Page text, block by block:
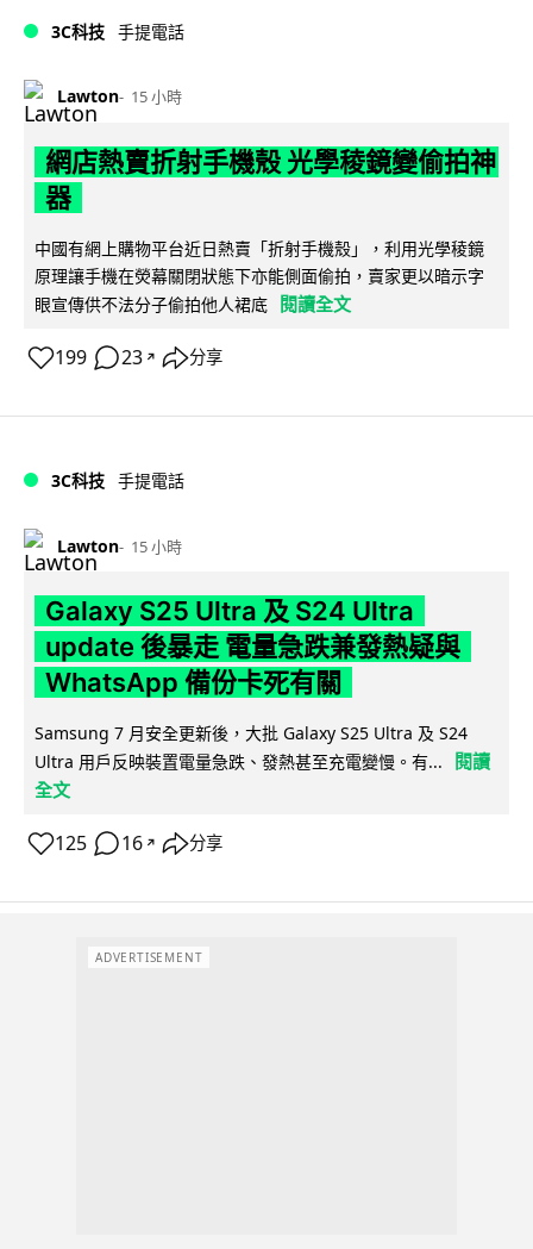
3C科技 手提電話
Lawton 15 小時
網店熱賣折射手機殼 光學稜鏡變偷拍神
器
中國有網上購物平台近日熱賣「折射手機殼」，利用光學稜鏡
原理讓手機在熒幕關閉狀態下亦能側面偷拍，賣家更以暗示字
眼宣傳供不法分子偷拍他人裙底 閱讀全文
199 23 ↗ 分享
3C科技 手提電話
Lawton 15 小時
Galaxy S25 Ultra 及 S24 Ultra
update 後暴走 電量急跌兼發熱疑與
WhatsApp 備份卡死有關
Samsung 7 月安全更新後，大批 Galaxy S25 Ultra 及 S24
Ultra 用戶反映裝置電量急跌、發熱甚至充電變慢。有...
閱讀
全文
125 16 ↗ 分享
ADVERTISEMENT